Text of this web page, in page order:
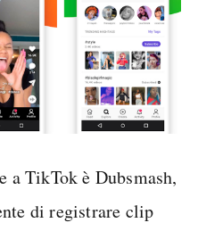
TikTok è Dubsmash,
di registrare clip